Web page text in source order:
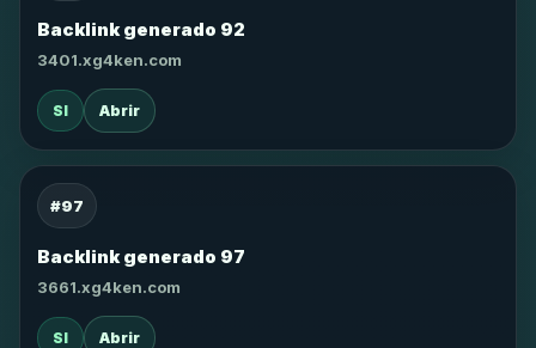
Backlink generado 92
3401.xg4ken.com
SI Abrir
#97
Backlink generado 97
3661.xg4ken.com
SI Abrir